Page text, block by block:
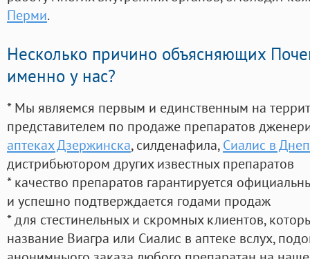
Перми.
Несколько причино объясняющих
именно у нас?
* Мы являемся первым и единственным на
представителем по продаже препаратов
аптеках Дзержинска, силденафила, Сиалис в
дистрибьютором других известных препаратов
* качество препаратов гарантируется
и успешно подтверждается годами продаж
* для стестинельных и скромных клиентов,
название Виагра или Сиалис в аптеке вслух,